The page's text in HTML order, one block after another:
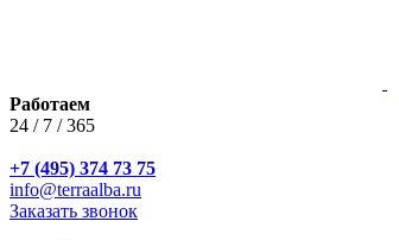
Работаем
24 / 7 / 365
+7 (495) 374 73 75
info@terraalba.ru
Заказать звонок